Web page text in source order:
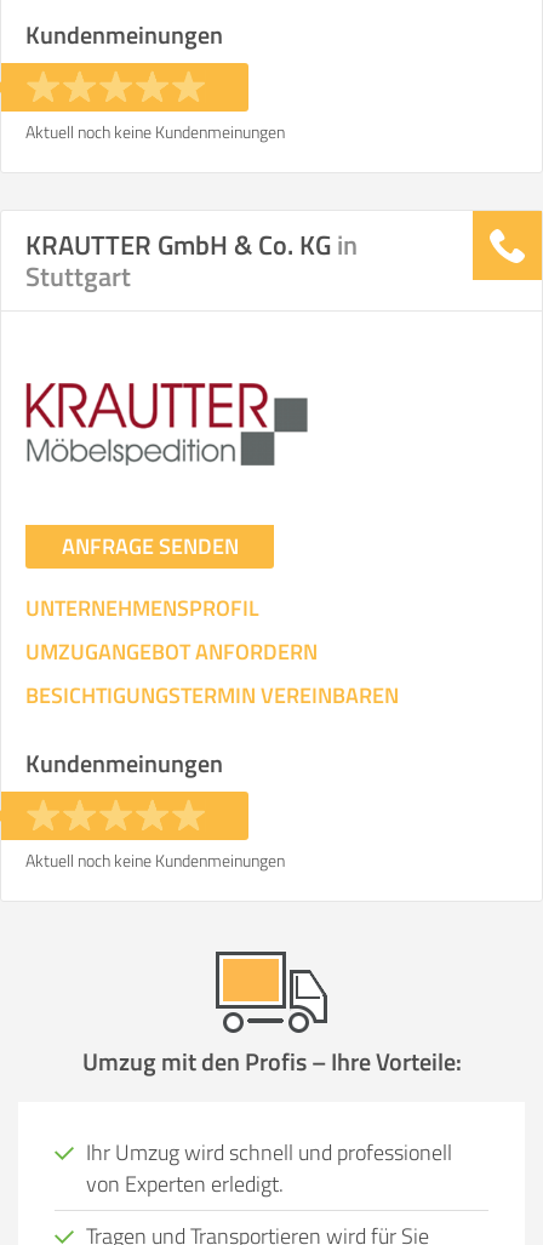
Kundenmeinungen
Aktuell noch keine Kundenmeinungen
KRAUTTER GmbH & Co. KGin
Stuttgart
ANFRAGE SENDEN
UNTERNEHMENSPROFIL
UMZUGANGEBOT ANFORDERN
BESICHTIGUNGSTERMIN VEREINBAREN
Kundenmeinungen
Aktuell noch keine Kundenmeinungen
Umzug mit den Profis – Ihre Vorteile:
Ihr Umzug wird schnell und professionell
von Experten erledigt.
Tragen und Transportieren wird für Sie